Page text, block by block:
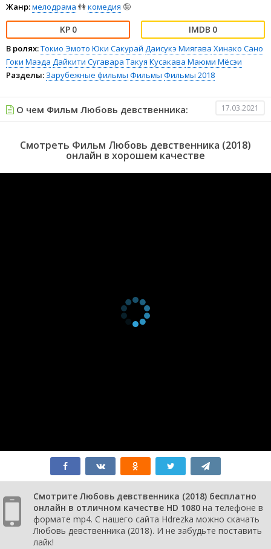
Жанр:мелодрама 👫комедия 🤪
0 0
В ролях:Токио Эмото Юки Сакурай Даисукэ Миягава Хинако Сано
Гоки Маэда Дайкити Сугавара Такуя Кусакава Маюми Мёсэи
Разделы: Зарубежные фильмы Фильмы Фильмы 2018
О чем Фильм Любовь девственника: 17.03.2021
Смотреть Фильм Любовь девственника (2018)
онлайн в хорошем качестве
Смотрите Любовь девственника (2018) бесплатно
онлайн в отличном качестве HD 1080 на телефоне в
формате mp4. С нашего сайта Hdrezka можно скачать
Любовь девственника (2018). И не забудьте поставить
лайк!